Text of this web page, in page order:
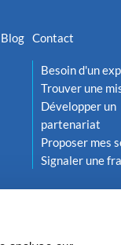
Blog Contact
Besoin d'un
Trouver une
Développer un
partenariat
Proposer mes
Signaler une